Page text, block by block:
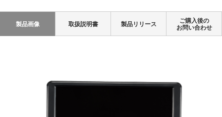
製品画像 取扱説明書 製品リリース
ご購入後の
お問い合わせ